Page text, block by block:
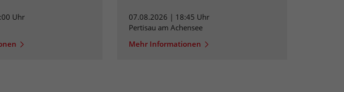
Uhr
07.08.2026 | 18:45 Uhr
Pertisau am Achensee
Mehr Informationen